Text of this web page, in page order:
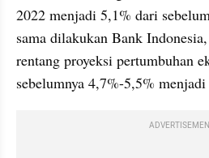
2022 menjadi 5,1% dari
sama dilakukan Bank
rentang proyeksi pertumbuhan
sebelumnya 4,7%-5,5%